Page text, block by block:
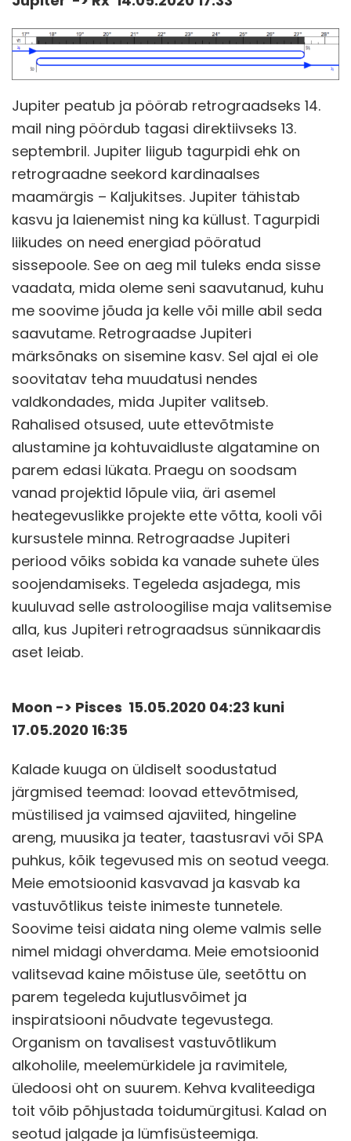
Jupiter peatub ja pöörab retrograadseks 14.
mail ning pöördub tagasi direktiivseks 13.
septembril. Jupiter liigub tagurpidi ehk on
retrograadne seekord kardinaalses
maamärgis – Kaljukitses. Jupiter tähistab
kasvu ja laienemist ning ka küllust. Tagurpidi
liikudes on need energiad pööratud
sissepoole. See on aeg mil tuleks enda sisse
vaadata, mida oleme seni saavutanud, kuhu
me soovime jõuda ja kelle või mille abil seda
saavutame. Retrograadse Jupiteri
märksõnaks on sisemine kasv. Sel ajal ei ole
soovitatav teha muudatusi nendes
valdkondades, mida Jupiter valitseb.
Rahalised otsused, uute ettevõtmiste
alustamine ja kohtuvaidluste algatamine on
parem edasi lükata. Praegu on soodsam
vanad projektid lõpule viia, äri asemel
heategevuslikke projekte ette võtta, kooli või
kursustele minna. Retrograadse Jupiteri
periood võiks sobida ka vanade suhete üles
soojendamiseks. Tegeleda asjadega, mis
kuuluvad selle astroloogilise maja valitsemise
alla, kus Jupiteri retrograadsus sünnikaardis
aset leiab.
Moon -> Pisces 15.05.2020 04:23 kuni
17.05.2020 16:35
Kalade kuuga on üldiselt soodustatud
järgmised teemad: loovad ettevõtmised,
müstilised ja vaimsed ajaviited, hingeline
areng, muusika ja teater, taastusravi või SPA
puhkus, kõik tegevused mis on seotud veega.
Meie emotsioonid kasvavad ja kasvab ka
vastuvõtlikus teiste inimeste tunnetele.
Soovime teisi aidata ning oleme valmis selle
nimel midagi ohverdama. Meie emotsioonid
valitsevad kaine mõistuse üle, seetõttu on
parem tegeleda kujutlusvõimet ja
inspiratsiooni nõudvate tegevustega.
Organism on tavalisest vastuvõtlikum
alkoholile, meelemürkidele ja ravimitele,
üledoosi oht on suurem. Kehva kvaliteediga
toit võib põhjustada toidumürgitusi. Kalad on
seotud jalgade ja lümfisüsteemiga.